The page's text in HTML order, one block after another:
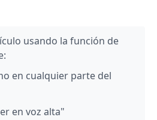
usando la función de
en cualquier parte del
en voz alta"